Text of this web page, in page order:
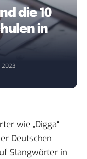
die 10
in
2023
wie „Digga“
Deutschen
Slangwörter in